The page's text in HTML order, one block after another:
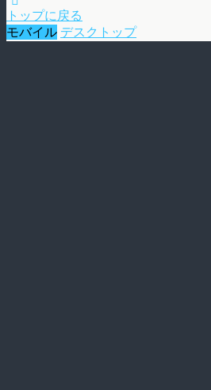
トップに戻る
モバイル デスクトップ